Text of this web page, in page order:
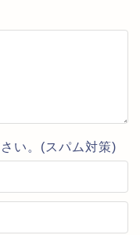
い。(スパム対策)